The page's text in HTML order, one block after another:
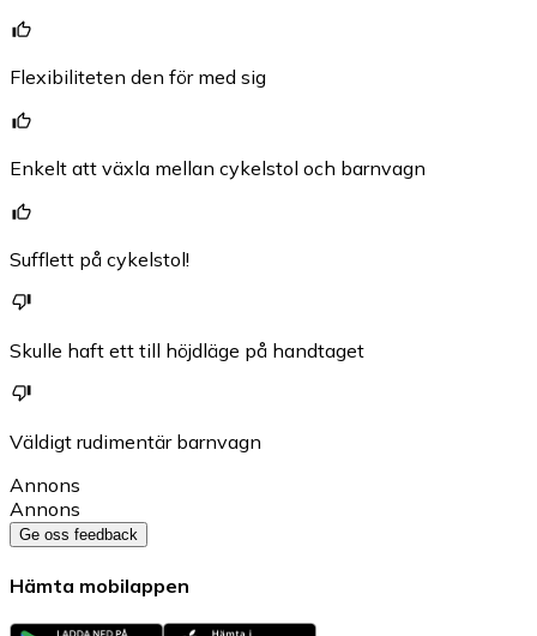
Flexibiliteten den för med sig
Enkelt att växla mellan cykelstol och barnvagn
Sufflett på cykelstol!
Skulle haft ett till höjdläge på handtaget
Väldigt rudimentär barnvagn
Annons
Annons
Ge oss feedback
Hämta mobilappen